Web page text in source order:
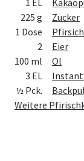
1 EL
225 g
Zucker
1 Dose
2
Eier
100 ml
Öl
3 EL
½ Pck.
Weitere